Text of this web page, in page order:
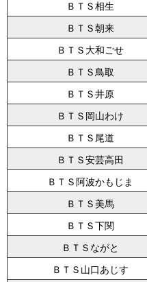
ＢＴＳ相生
ＢＴＳ朝来
ＢＴＳ大和ごせ
ＢＴＳ鳥取
ＢＴＳ井原
ＢＴＳ岡山わけ
ＢＴＳ尾道
ＢＴＳ安芸高田
ＢＴＳ阿波かもじま
ＢＴＳ美馬
ＢＴＳ下関
ＢＴＳながと
ＢＴＳ山口あじす